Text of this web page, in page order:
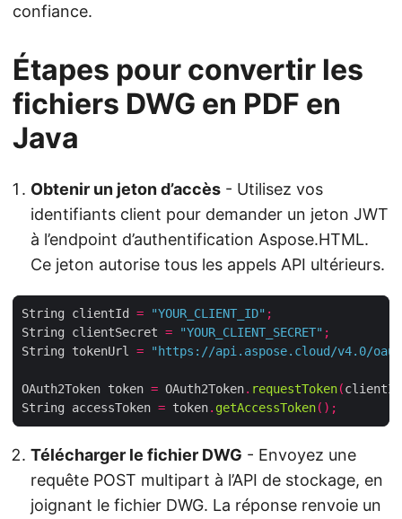
confiance.
Étapes pour convertir les
fichiers DWG en PDF en
Java
Obtenir un jeton d’accès - Utilisez vos
identifiants client pour demander un jeton JWT
à l’endpoint d’authentification Aspose.HTML.
Ce jeton autorise tous les appels API ultérieurs.
String clientId = "YOUR_CLIENT_ID" ;
String clientSecret = "YOUR_CLIENT_SECRET" ;
String tokenUrl = "https://api.aspose.cloud/v4.0/
OAuth2Token token = OAuth2Token. requestToken(clientId
String accessToken = token. getAccessToken();
Télécharger le fichier DWG - Envoyez une
requête POST multipart à l’API de stockage, en
joignant le fichier DWG. La réponse renvoie un